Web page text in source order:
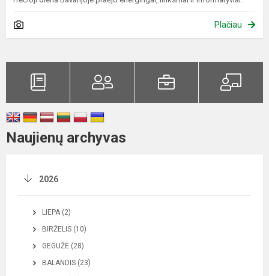
Plačiau
Naujienų archyvas
2026
LIEPA (2)
BIRŽELIS (10)
GEGUŽĖ (28)
BALANDIS (23)